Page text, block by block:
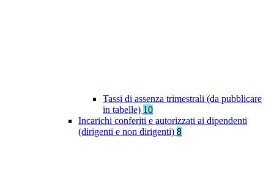
Tassi di assenza trimestrali (da pubblicare
in tabelle) 10
Incarichi conferiti e autorizzati ai dipendenti
(dirigenti e non dirigenti) 8